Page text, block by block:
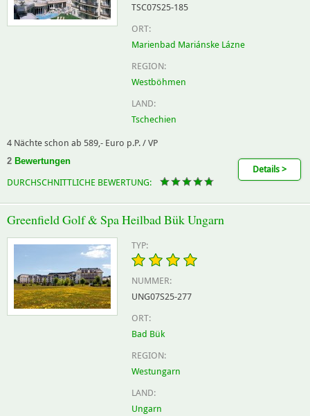
TSC07S25-185
ORT:
Marienbad Mariánske Lázne
REGION:
Westböhmen
LAND:
Tschechien
4 Nächte schon ab 589,- Euro p.P. / VP
2 Bewertungen
DURCHSCHNITTLICHE BEWERTUNG:
Details >
Greenfield Golf & Spa Heilbad Bük Ungarn
TYP:
NUMMER:
UNG07S25-277
ORT:
Bad Bük
REGION:
Westungarn
LAND:
Ungarn